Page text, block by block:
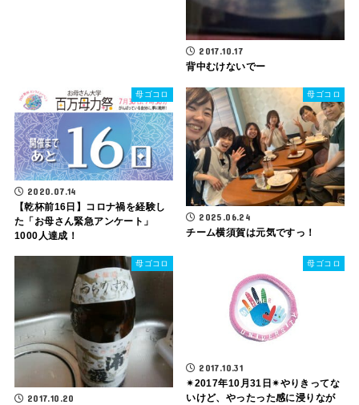
2017.10.17
背中むけないでー
母ゴコロ
2020.07.14
【乾杯前16日】コロナ禍を経験し
た「お母さん緊急アンケート」
1000人達成！
母ゴコロ
2025.06.24
チーム横須賀は元気ですっ！
母ゴコロ
2017.10.20
母ゴコロ
2017.10.31
✴2017年10月31日✴やりきってな
いけど、やったった感に浸りなが